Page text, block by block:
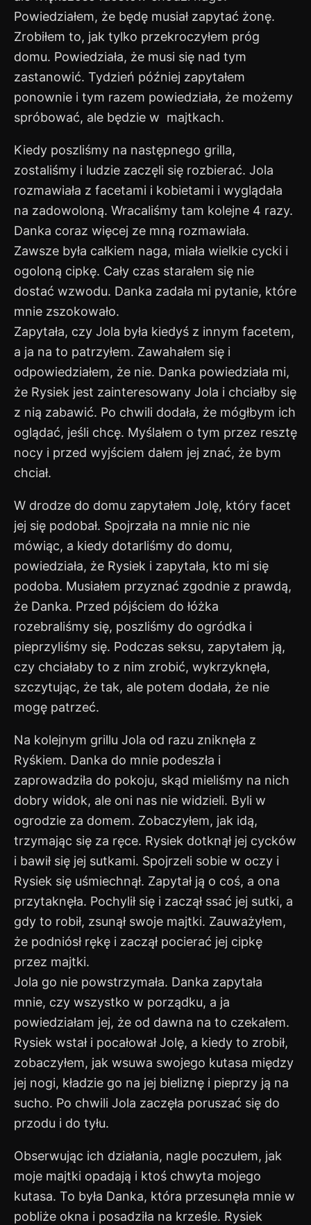
Powiedziałem, że będę musiał zapytać żonę.
Zrobiłem to, jak tylko przekroczyłem próg
domu. Powiedziała, że musi się nad tym
zastanowić. Tydzień później zapytałem
ponownie i tym razem powiedziała, że możemy
spróbować, ale będzie w majtkach.
Kiedy poszliśmy na następnego grilla,
zostaliśmy i ludzie zaczęli się rozbierać. Jola
rozmawiała z facetami i kobietami i wyglądała
na zadowoloną. Wracaliśmy tam kolejne 4 razy.
Danka coraz więcej ze mną rozmawiała.
Zawsze była całkiem naga, miała wielkie cycki i
ogoloną cipkę. Cały czas starałem się nie
dostać wzwodu. Danka zadała mi pytanie, które
mnie zszokowało.
Zapytała, czy Jola była kiedyś z innym facetem,
a ja na to patrzyłem. Zawahałem się i
odpowiedziałem, że nie. Danka powiedziała mi,
że Rysiek jest zainteresowany Jola i chciałby się
z nią zabawić. Po chwili dodała, że mógłbym ich
oglądać, jeśli chcę. Myślałem o tym przez resztę
nocy i przed wyjściem dałem jej znać, że bym
chciał.
W drodze do domu zapytałem Jolę, który facet
jej się podobał. Spojrzała na mnie nic nie
mówiąc, a kiedy dotarliśmy do domu,
powiedziała, że Rysiek i zapytała, kto mi się
podoba. Musiałem przyznać zgodnie z prawdą,
że Danka. Przed pójściem do łóżka
rozebraliśmy się, poszliśmy do ogródka i
pieprzyliśmy się. Podczas seksu, zapytałem ją,
czy chciałaby to z nim zrobić, wykrzyknęła,
szczytując, że tak, ale potem dodała, że nie
mogę patrzeć.
Na kolejnym grillu Jola od razu zniknęła z
Ryśkiem. Danka do mnie podeszła i
zaprowadziła do pokoju, skąd mieliśmy na nich
dobry widok, ale oni nas nie widzieli. Byli w
ogrodzie za domem. Zobaczyłem, jak idą,
trzymając się za ręce. Rysiek dotknął jej cycków
i bawił się jej sutkami. Spojrzeli sobie w oczy i
Rysiek się uśmiechnął. Zapytał ją o coś, a ona
przytaknęła. Pochylił się i zaczął ssać jej sutki, a
gdy to robił, zsunął swoje majtki. Zauważyłem,
że podniósł rękę i zaczął pocierać jej cipkę
przez majtki.
Jola go nie powstrzymała. Danka zapytała
mnie, czy wszystko w porządku, a ja
powiedziałam jej, że od dawna na to czekałem.
Rysiek wstał i pocałował Jolę, a kiedy to zrobił,
zobaczyłem, jak wsuwa swojego kutasa między
jej nogi, kładzie go na jej bieliznę i pieprzy ją na
sucho. Po chwili Jola zaczęła poruszać się do
przodu i do tyłu.
Obserwując ich działania, nagle poczułem, jak
moje majtki opadają i ktoś chwyta mojego
kutasa. To była Danka, która przesunęła mnie w
pobliże okna i posadziła na krześle. Rysiek